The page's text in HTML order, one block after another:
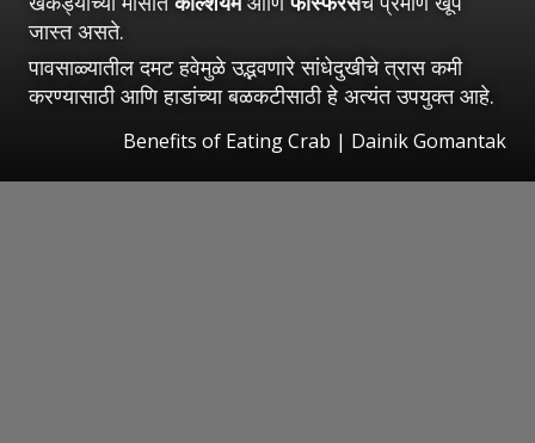
जास्त असते.
पावसाळ्यातील दमट हवेमुळे उद्भवणारे सांधेदुखीचे त्रास कमी
करण्यासाठी आणि हाडांच्या बळकटीसाठी हे अत्यंत उपयुक्त आहे.
Benefits of Eating Crab | Dainik Gomantak